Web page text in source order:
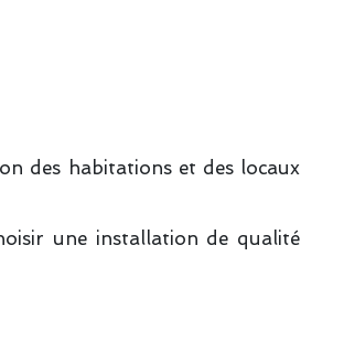
des habitations et des locaux
une installation de qualité